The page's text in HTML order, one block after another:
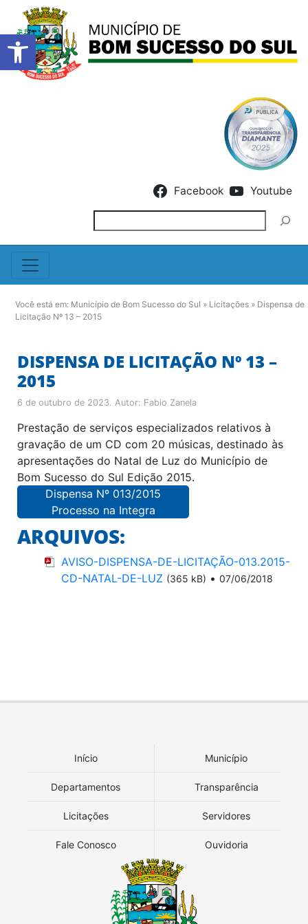
Barra de Ferramentas
Facebook Youtube
Você está em: Município de Bom Sucesso do Sul » Licitações » Dispensa de
Licitação Nº 13 – 2015
DISPENSA DE LICITAÇÃO Nº 13 –
2015
6 de outubro de 2023. Autor: Fabio Zanela
Prestação de serviços especializados relativos à
gravação de um CD com 20 músicas, destinado às
apresentações do Natal de Luz do Município de
Bom Sucesso do Sul Edição 2015.
Dispensa Nº 013/2015
Processo na Integra
ARQUIVOS:
AVISO-DISPENSA-DE-LICITAÇÃO-013.2015-
CD-NATAL-DE-LUZ (365 kB) • 07/06/2018
Início Município
Departamentos Transparência
Licitações Servidores
Fale Conosco Ouvidoria